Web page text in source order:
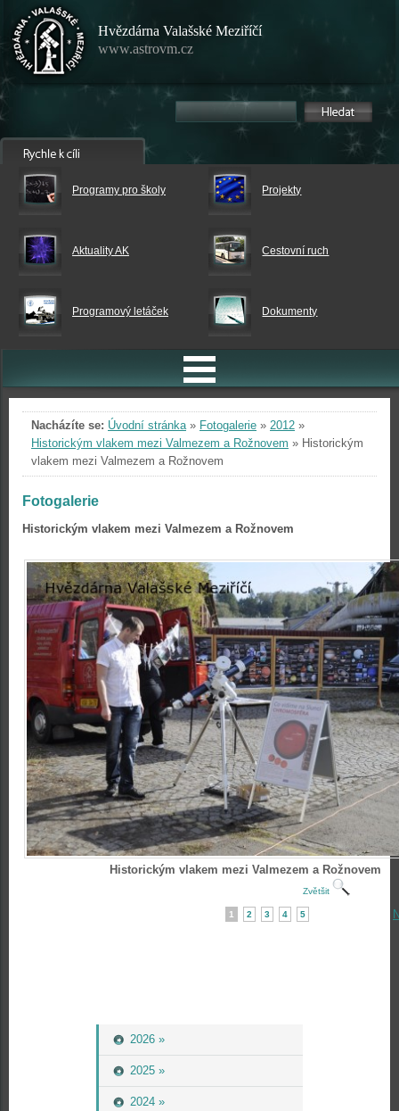
Hvězdárna Valašské Meziříčí
www.astrovm.cz
Programy pro školy Projekty
Aktuality AK Cestovní ruch
Programový letáček Dokumenty
2026 »
2025 »
2024 »
Nacházíte se: Úvodní stránka» Fotogalerie » 2012 »
Historickým vlakem mezi Valmezem a Rožnovem » Historickým
vlakem mezi Valmezem a Rožnovem
Fotogalerie
Historickým vlakem mezi Valmezem a Rožnovem
Historickým vlakem mezi Valmezem a Rožnovem
Zvětšit
1 2 3 4 5